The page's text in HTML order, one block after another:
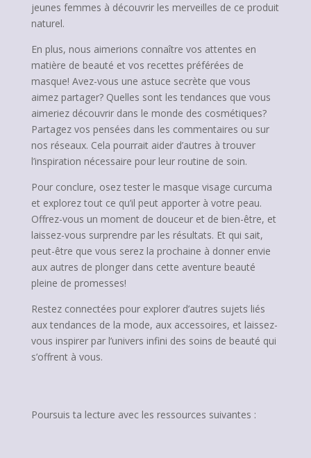
jeunes femmes à découvrir les merveilles de ce produit
naturel.
En plus, nous aimerions connaître vos attentes en
matière de beauté et vos recettes préférées de
masque! Avez-vous une astuce secrète que vous
aimez partager? Quelles sont les tendances que vous
aimeriez découvrir dans le monde des cosmétiques?
Partagez vos pensées dans les commentaires ou sur
nos réseaux. Cela pourrait aider d’autres à trouver
l’inspiration nécessaire pour leur routine de soin.
Pour conclure, osez tester le masque visage curcuma
et explorez tout ce qu’il peut apporter à votre peau.
Offrez-vous un moment de douceur et de bien-être, et
laissez-vous surprendre par les résultats. Et qui sait,
peut-être que vous serez la prochaine à donner envie
aux autres de plonger dans cette aventure beauté
pleine de promesses!
Restez connectées pour explorer d’autres sujets liés
aux tendances de la mode, aux accessoires, et laissez-
vous inspirer par l’univers infini des soins de beauté qui
s’offrent à vous.
Poursuis ta lecture avec les ressources suivantes :